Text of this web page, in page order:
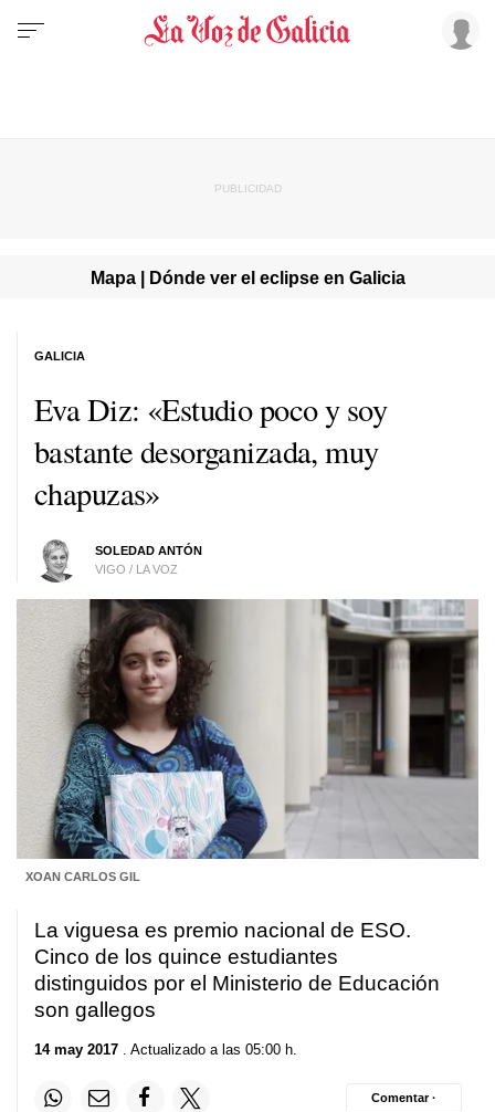
Mapa | Dónde ver el eclipse en Galicia
Eva Diz: «Estudio poco y soy
bastante desorganizada, muy
chapuzas»
SOLEDAD ANTÓN
VIGO / LA VOZ
GALICIA
XOAN CARLOS GIL
La viguesa es premio nacional de ESO.
Cinco de los quince estudiantes
distinguidos por el Ministerio de Educación
son gallegos
14 may 2017 . Actualizado a las 05:00 h.
Comentar ·